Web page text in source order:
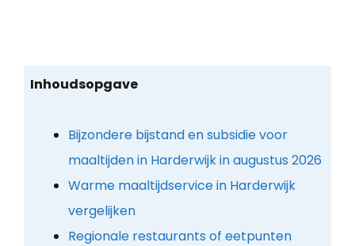
Inhoudsopgave
Bijzondere bijstand en subsidie voor
maaltijden in Harderwijk in augustus 2026
Warme maaltijdservice in Harderwijk
vergelijken
Regionale restaurants of eetpunten